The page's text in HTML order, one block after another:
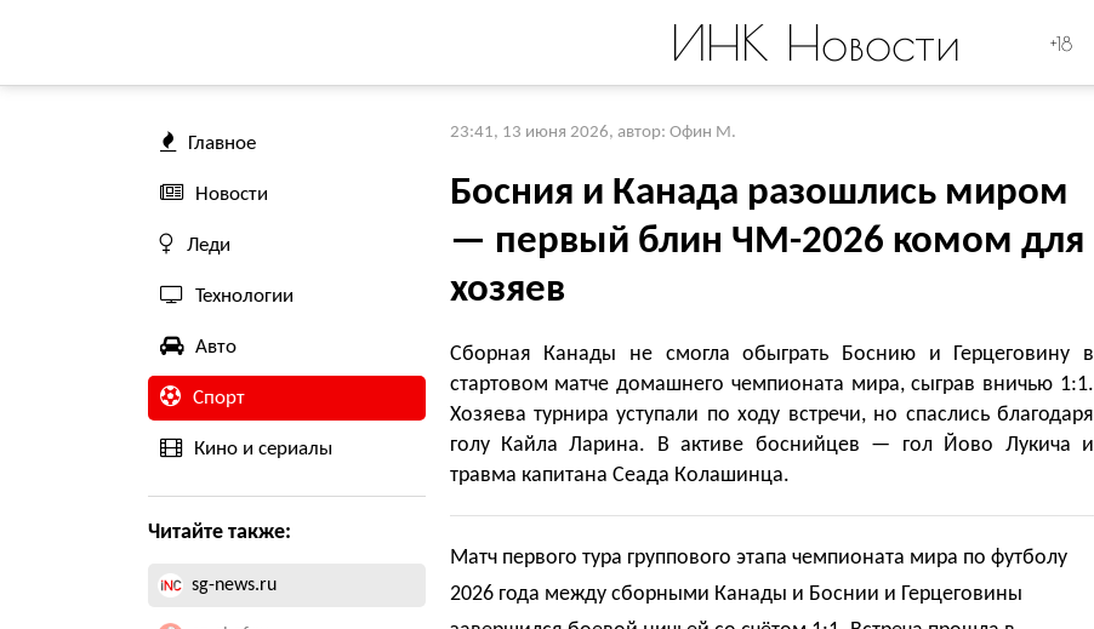
ИНК Новости +18
Главное
Новости
Леди
Технологии
Авто
Спорт
Кино и сериалы
Читайте также:
sg-news.ru
23:41, 13 июня 2026, автор: Офин М.
Босния и Канада разошлись миром
— первый блин ЧМ-2026 комом для
хозяев
Сборная Канады не смогла обыграть Боснию и Герцеговину в
стартовом матче домашнего чемпионата мира, сыграв вничью 1:1.
Хозяева турнира уступали по ходу встречи, но спаслись благодаря
голу Кайла Ларина. В активе боснийцев — гол Йово Лукича и
травма капитана Сеада Колашинца.
Матч первого тура группового этапа чемпионата мира по футболу
2026 года между сборными Канады и Боснии и Герцеговины